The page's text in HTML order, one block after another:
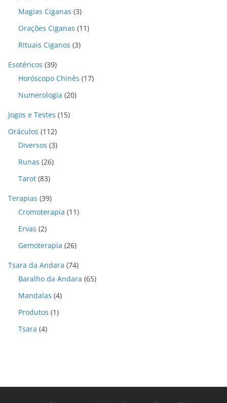
Magias Ciganas (3)
Orações Ciganas (11)
Rituais Ciganos (3)
Esotéricos (39)
Horóscopo Chinês (17)
Numerologia (20)
Jogos e Testes (15)
Oráculos (112)
Diversos (3)
Runas (26)
Tarot (83)
Terapias (39)
Cromoterapia (11)
Ervas (2)
Gemoterapia (26)
Tsara da Andara (74)
Baralho da Andara (65)
Mandalas (4)
Produtos (1)
Tsara (4)